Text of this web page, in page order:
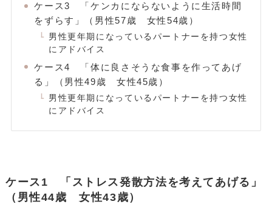
ケース3 「ケンカにならないように生活時間
をずらす」（男性57歳 女性54歳）
男性更年期になっているパートナーを持つ女性
にアドバイス
ケース4 「体に良さそうな食事を作ってあげ
る」（男性49歳 女性45歳）
男性更年期になっているパートナーを持つ女性
にアドバイス
ケース1 「ストレス発散方法を考えてあげる」
（男性44歳 女性43歳）